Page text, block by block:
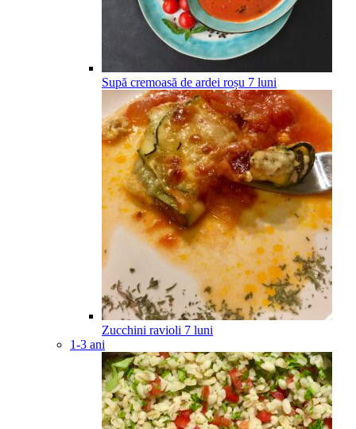
Supă cremoasă de ardei roșu 7 luni
Zucchini ravioli 7 luni
1-3 ani